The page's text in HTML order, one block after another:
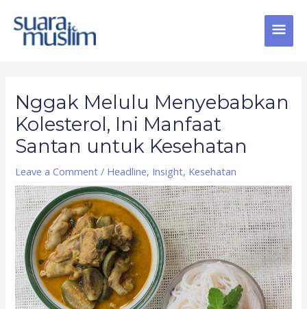
content
Nggak Melulu Menyebabkan
Kolesterol, Ini Manfaat
Santan untuk Kesehatan
Leave a Comment / Headline, Insight, Kesehatan